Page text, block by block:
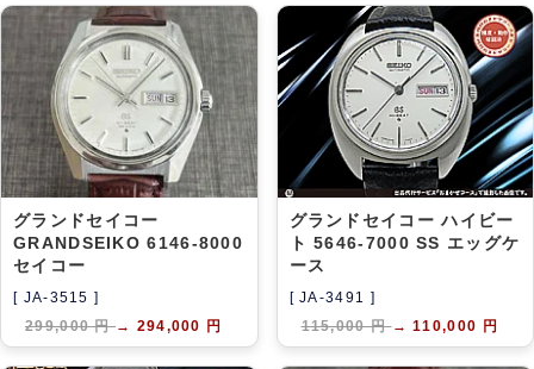
グランドセイコー
GRANDSEIKO 6146-8000
セイコー
[ JA-3515 ]
299,000 円→ 294,000 円
グランドセイコー ハイビー
ト 5646-7000 SS エッグケ
ース
[ JA-3491 ]
115,000 円→ 110,000 円